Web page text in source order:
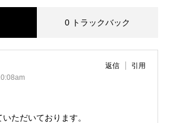
0 トラックバック
返信 引用
ただいております。